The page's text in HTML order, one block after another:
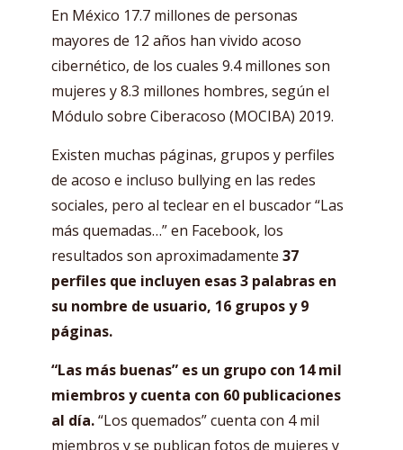
En México 17.7 millones de personas
mayores de 12 años han vivido acoso
cibernético, de los cuales 9.4 millones son
mujeres y 8.3 millones hombres, según el
Módulo sobre Ciberacoso (MOCIBA) 2019.
Existen muchas páginas, grupos y perfiles
de acoso e incluso bullying en las redes
sociales, pero al teclear en el buscador “Las
más quemadas…” en Facebook, los
resultados son aproximadamente 37
perfiles que incluyen esas 3 palabras en
su nombre de usuario, 16 grupos y 9
páginas.
“Las más buenas” es un grupo con 14 mil
miembros y cuenta con 60 publicaciones
al día.“Los quemados” cuenta con 4 mil
miembros y se publican fotos de mujeres y